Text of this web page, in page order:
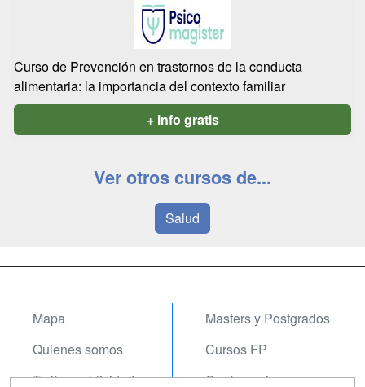
Curso de Prevención en trastornos de la conducta
alimentaria: la importancia del contexto familiar
+ info gratis
Ver otros cursos de...
Salud
Mapa
Quienes somos
Tarifas publicidad
Masters y Postgrados
Cursos FP
Conferencias